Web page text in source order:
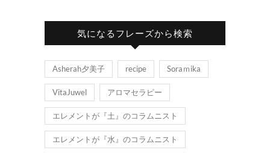
気になるフレーズから検索
Asherah夕美子 recipe Soraｍika
VitaJuwel アロマセラピー
エレメントが『土』のコラムニスト
エレメントが『水』のコラムニスト